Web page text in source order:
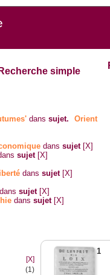
Recherche simple
danssujet.
Orient
danssujet [X]
sujet [X]
danssujet [X]
danssujet [X]
danssujet [X]
[X]
(1)
1